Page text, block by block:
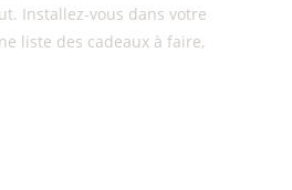
Installez-vous dans votre
liste des cadeaux à faire,